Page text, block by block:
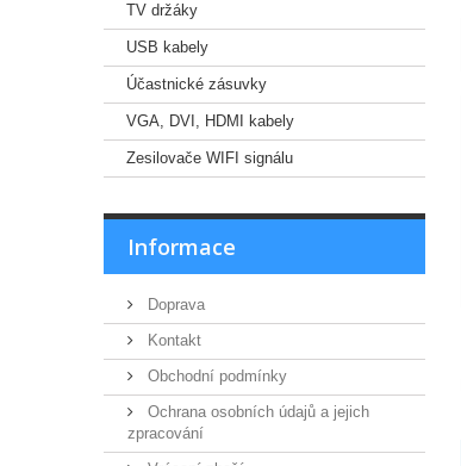
TV držáky
USB kabely
Účastnické zásuvky
VGA, DVI, HDMI kabely
Zesilovače WIFI signálu
Informace
Doprava
Kontakt
Obchodní podmínky
Ochrana osobních údajů a jejich
zpracování